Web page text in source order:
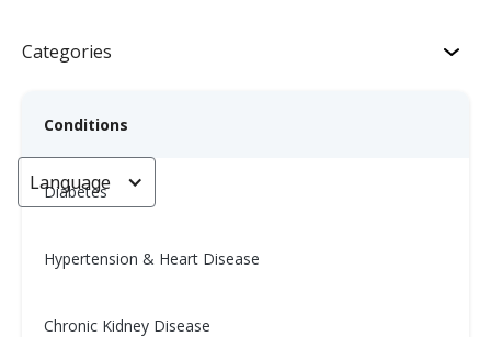
Categories
Conditions
Diabetes
Hypertension & Heart Disease
Chronic Kidney Disease
Language
解读血糖仪读数 (Interpreting
Your Glucometer Readings)